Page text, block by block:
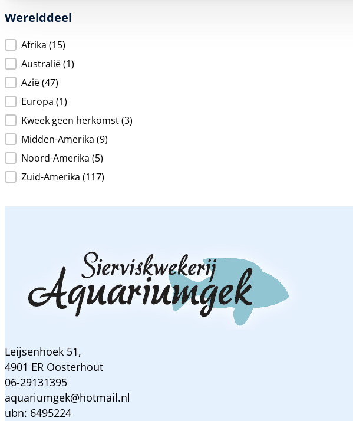
Werelddeel
Werelddeel
Afrika (15)
Australië(1)
Azië(47)
Europa (1)
Kweek geen herkomst(3)
Midden-Amerika (9)
Noord-Amerika (5)
Zuid-Amerika (117)
Leijsenhoek 51,
4901 ER Oosterhout
06-29131395
aquariumgek@hotmail.nl
ubn: 6495224